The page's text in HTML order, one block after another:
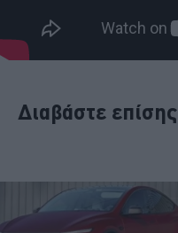
Διαβάστε επίσης